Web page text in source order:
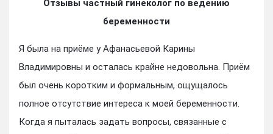
Отзывы частный гинеколог по ведению
беременности
Я была на приёме у Афанасьевой Карины
Владимировны и осталась крайне недовольна. Приём
был очень коротким и формальным, ощущалось
полное отсутствие интереса к моей беременности.
Когда я пыталась задать вопросы, связанные с